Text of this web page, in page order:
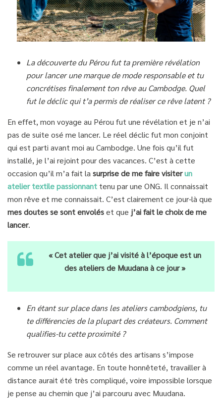
La découverte du Pérou fut ta première révélation
pour lancer une marque de mode responsable et tu
concrétises finalement ton rêve au Cambodge. Quel
fut le déclic qui t’a permis de réaliser ce rêve latent ?
En effet, mon voyage au Pérou fut une révélation et je n’ai
pas de suite osé me lancer. Le réel déclic fut mon conjoint
qui est parti avant moi au Cambodge. Une fois qu’il fut
installé, je l’ai rejoint pour des vacances. C’est à cette
occasion qu’il m’a fait la surprise de me faire visiterun
atelier textile passionnant tenu par une ONG. Il connaissait
mon rêve et me connaissait. C’est clairement ce jour-là que
mes doutes se sont envoléset que j’ai fait le choix de me
lancer.
« Cet atelier que j’ai visité à l’époque est un
des ateliers de Muudana à ce jour »
En étant sur place dans les ateliers cambodgiens, tu
te différencies de la plupart des créateurs. Comment
qualifies-tu cette proximité ?
Se retrouver sur place aux côtés des artisans s’impose
comme un réel avantage. En toute honnêteté, travailler à
distance aurait été très compliqué, voire impossible lorsque
je pense au chemin que j’ai parcouru avec Muudana.